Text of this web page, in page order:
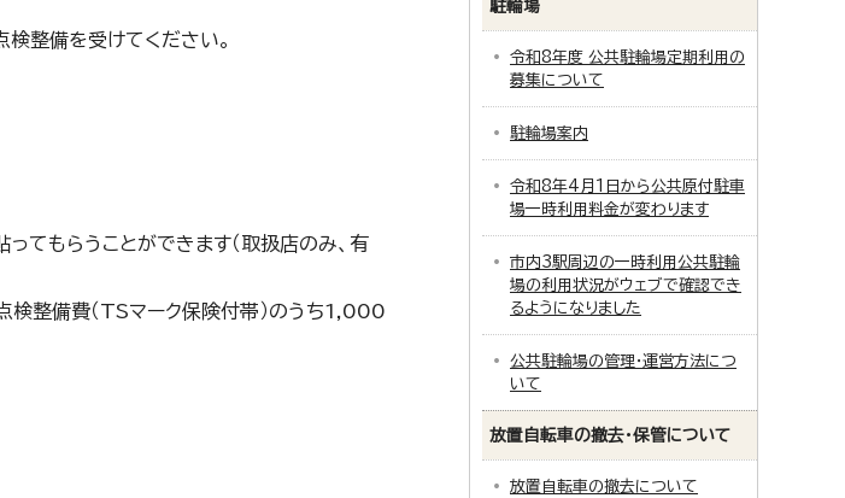
整備を受けてください。
てもらうことができます（取扱店のみ、有
検整備費（TSマーク保険付帯）のうち1,000
駐輪場
令和8年度 公共駐輪場定期利用の
募集について
駐輪場案内
令和8年4月1日から公共原付駐車
場一時利用料金が変わります
市内3駅周辺の一時利用公共駐輪
場の利用状況がウェブで確認でき
るようになりました
公共駐輪場の管理・運営方法につ
いて
放置自転車の撤去・保管について
放置自転車の撤去について